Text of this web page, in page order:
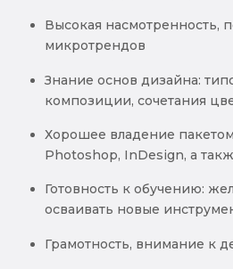
Высокая насмотренность,
микротрендов
Знание основ дизайна:
композиции, сочетания
Хорошее владение
Photoshop, InDesign, а
Готовность к обучению:
осваивать новые
Грамотность, внимание к